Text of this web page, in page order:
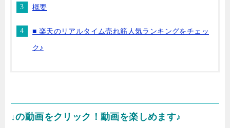
概要
■ 楽天のリアルタイム売れ筋人気ランキングをチェッ
ク♪
↓の動画をクリック！動画を楽しめます♪